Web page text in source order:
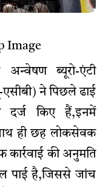
ब्यूरो-एंटी
ने पिछले ढाई
दर्ज किए हैं,इनमें
ही छह लोकसेवक
की अनुमति
पाई है,जिससे जांच